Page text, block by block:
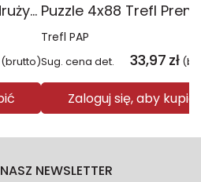
Puzzle 10w1 Dzielna drużyna Psiego Patrolu 96012
(brutto)
Trefl PAP
Sug. cena det. 33,97 zł
Zaloguj się, aby kupić
NEWSLETTER